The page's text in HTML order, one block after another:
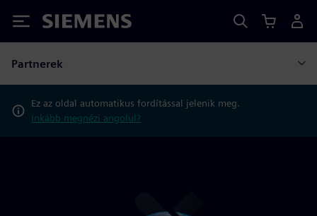
Siemens
Partnerek
Ez az oldal automatikus fordítással jelenik meg.
Inkább megnézi angolul?